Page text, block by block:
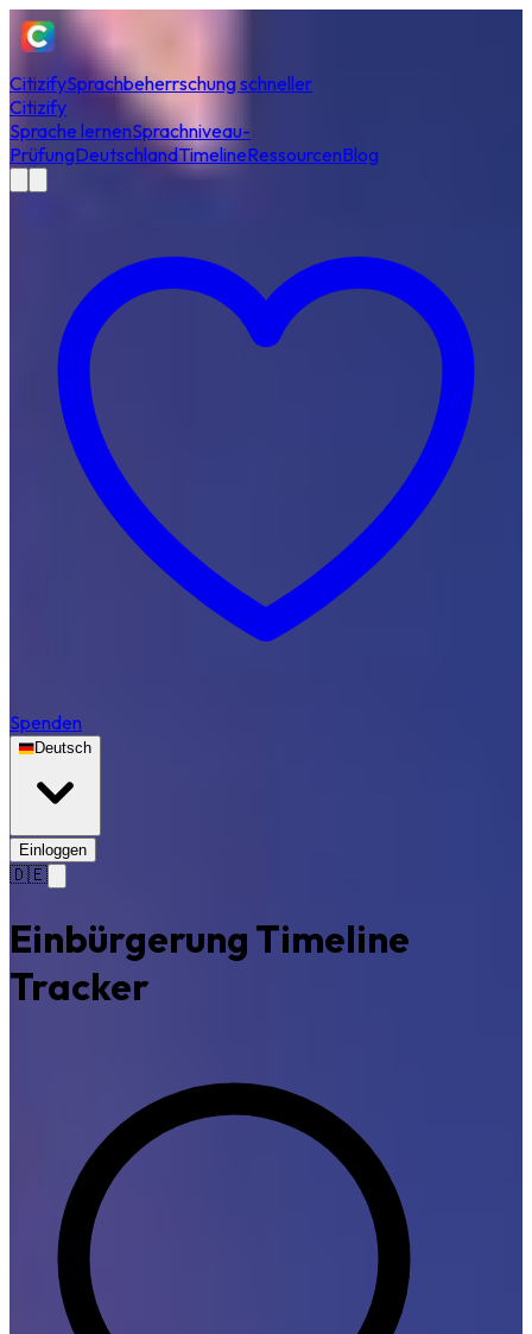
CitizifySprachbeherrschung schneller
Citizify
Sprache lernenSprachniveau-
PrüfungDeutschlandTimelineRessourcenBlog
Spenden
Deutsch
Einloggen
🇩🇪
Einbürgerung Timeline
Tracker